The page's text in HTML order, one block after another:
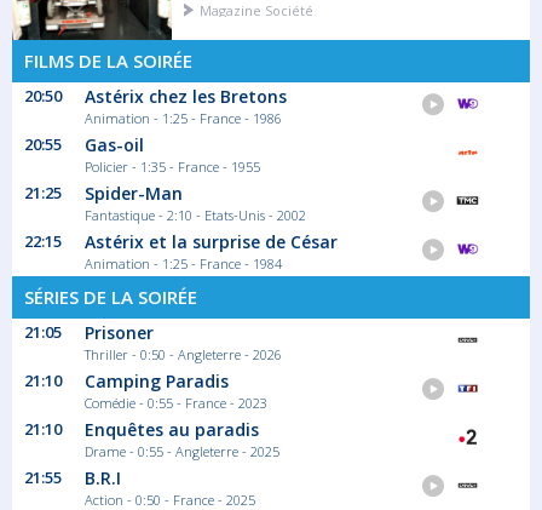
Magazine Société
23:20
Appels d'urgence
Destination la Côte d'Azur, au coeur de l'un
des...
00:30
Appels d'urgence
Dans les Bouches-du-Rhône, les équipes
d'...
Magazine Société
01:27
Programmes de nuit
FILMS DE LA SOIRÉE
20:50 Astérix chez les Bretons
Animation - 1:25 - France - 1986
20:55 Gas-oil
Policier - 1:35 - France - 1955
21:25 Spider-Man
Fantastique - 2:10 - Etats-Unis - 2002
22:15 Astérix et la surprise de César
Animation - 1:25 - France - 1984
SÉRIES DE LA SOIRÉE
21:05 Prisoner
Thriller - 0:50 - Angleterre - 2026
21:10 Camping Paradis
Comédie - 0:55 - France - 2023
21:10 Enquêtes au paradis
Drame - 0:55 - Angleterre - 2025
21:55 B.R.I
Action - 0:50 - France - 2025